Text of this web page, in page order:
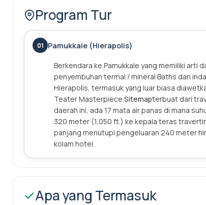
Program Tur
01 Pamukkale (Hierapolis)
Berkendara ke Pamukkale yang memiliki arti
penyembuhan termal / mineral Baths dan
Hierapolis, termasuk yang luar biasa
Teater Masterpiece.Sitemapterbuat dari
daerah ini, ada 17 mata air panas di mana
320 meter (1,050 ft.) ke kepala teras
panjang menutupi pengeluaran 240 meter
kolam hotel.
Apa yang Termasuk